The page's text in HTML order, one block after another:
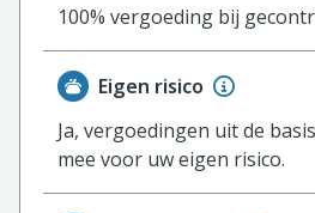
100% vergoeding bij
Eigen risico
Ja, vergoedingen uit de
mee voor uw eigen risico.